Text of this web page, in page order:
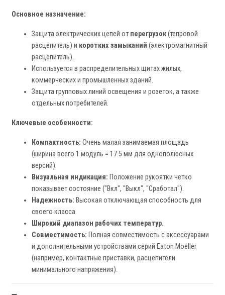
Основное назначение:
Защита электрических цепей от перегрузок(тепровой
расцепитель) и коротких замыканий (электромагнитный
расцепитель).
Используется в распределительных щитах жилых,
коммерческих и промышленных зданий.
Защита групповых линий освещения и розеток, а также
отдельных потребителей.
Ключевые особенности:
Компактность: Очень малая занимаемая площадь
(ширина всего 1 модуль = 17.5 мм для однополюсных
версий).
Визуальная индикация: Положение рукоятки четко
показывает состояние ("Вкл", "Выкл", "Сработал").
Надежность: Высокая отключающая способность для
своего класса.
Широкий диапазон рабочих температур.
Совместимость: Полная совместимость с аксессуарами
и дополнительными устройствами серий Eaton Moeller
(например, контактные приставки, расцепители
минимального напряжения).